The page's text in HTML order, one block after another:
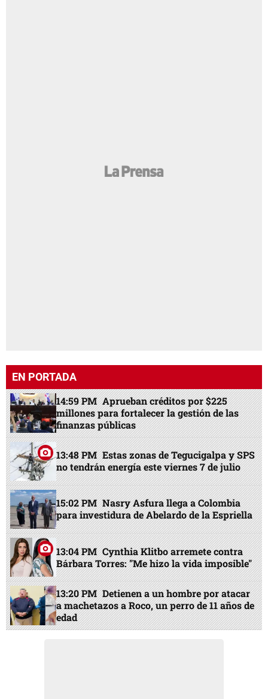
EN PORTADA
14:59 PM Aprueban créditos por $225
millones para fortalecer la gestión de las
finanzas públicas
13:48 PM Estas zonas de Tegucigalpa y SPS
no tendrán energía este viernes 7 de julio
15:02 PM Nasry Asfura llega a Colombia
para investidura de Abelardo de la Espriella
13:04 PM Cynthia Klitbo arremete contra
Bárbara Torres: "Me hizo la vida imposible"
13:20 PM Detienen a un hombre por atacar
a machetazos a Roco, un perro de 11 años de
edad